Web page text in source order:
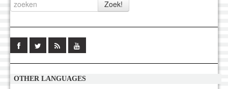
OTHER LANGUAGES